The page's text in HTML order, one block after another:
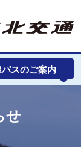
スのご案内
せ